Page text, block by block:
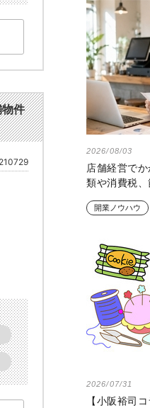
件
2026/08/03
店舗経営で
類や消費税
開業ノウハウ
2026/07/31
【小阪裕司